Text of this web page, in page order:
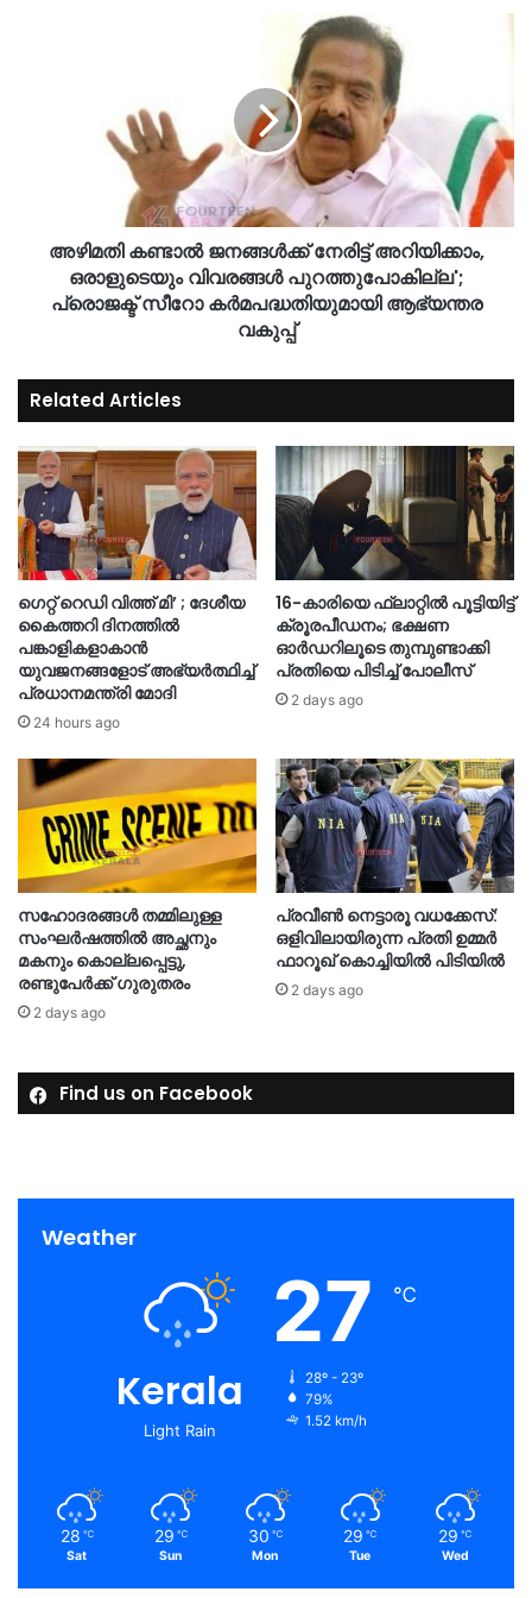
അഴിമതി കണ്ടാല്‍ ജനങ്ങള്‍ക്ക് നേരിട്ട് അറിയിക്കാം,
ഒരാളുടെയും വിവരങ്ങള്‍ പുറത്തുപോകില്ല';
പ്രൊജക്ട് സീറോ കര്‍മപദ്ധതിയുമായി ആഭ്യന്തര
വകുപ്പ്
Related Articles
ഗെറ്റ് റെഡി വിത്ത് മി’ ; ദേശീയ
കൈത്തറി ദിനത്തിൽ
പങ്കാളികളാകാൻ
യുവജനങ്ങളോട് അഭ്യർത്ഥിച്ച്
പ്രധാനമന്ത്രി മോദി
24 hours ago
16-കാരിയെ ഫ്ലാറ്റിൽ പൂട്ടിയിട്ട്
ക്രൂരപീഡനം; ഭക്ഷണ
ഓർഡറിലൂടെ തുമ്പുണ്ടാക്കി
പ്രതിയെ പിടിച്ച് പോലീസ്
2 days ago
സഹോദരങ്ങൾ തമ്മിലുള്ള
സംഘർഷത്തിൽ അച്ഛനും
മകനും കൊല്ലപ്പെട്ടു,
രണ്ടുപേർക്ക് ഗുരുതരം
2 days ago
പ്രവീൺ നെട്ടാരൂ വധക്കേസ്:
ഒളിവിലായിരുന്ന പ്രതി ഉമ്മർ
ഫാറൂഖ് കൊച്ചിയിൽ പിടിയിൽ
2 days ago
Find us on Facebook
Weather
Kerala
Light Rain
27 ℃
28º - 23º
79%
1.52 km/h
28 ℃
Sat
29 ℃
Sun
30 ℃
Mon
29 ℃
Tue
29 ℃
Wed